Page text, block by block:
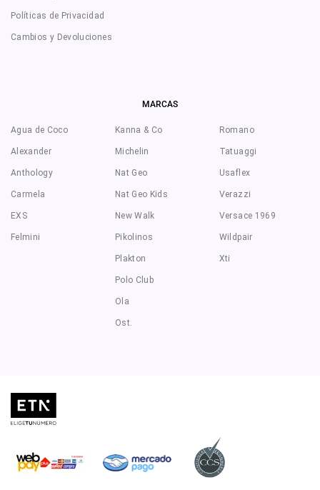
Políticas de Privacidad
Cambios y Devoluciones
MARCAS
Agua de Coco
Alexander
Anthology
Carmela
EXS
Felmini
Kanna & Co
Michelin
Nat Geo
Nat Geo Kids
New Walk
Pikolinos
Plakton
Polo Club
Ola
Ost.
Romano
Tatuaggi
Usaflex
Verazzi
Versace 1969
Wildpair
Xti